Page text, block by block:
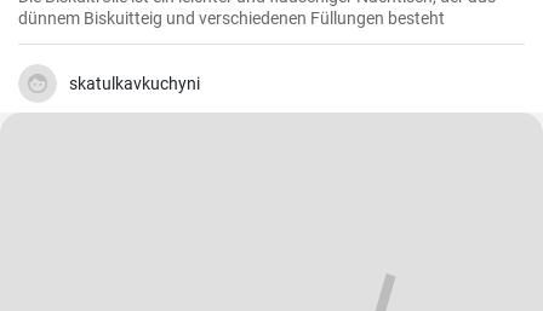
dünnem Biskuitteig und verschiedenen Füllungen besteht
skatulkavkuchyni